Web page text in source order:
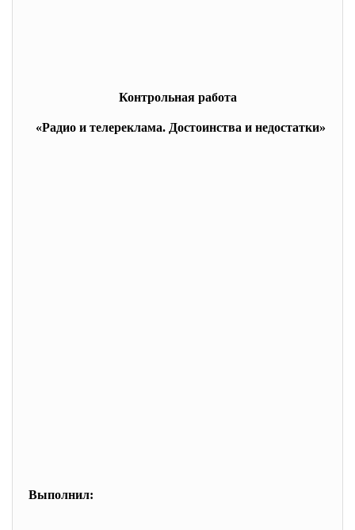
Контрольная работа
«Радио и телереклама. Достоинства и недостатки»
Выполнил: